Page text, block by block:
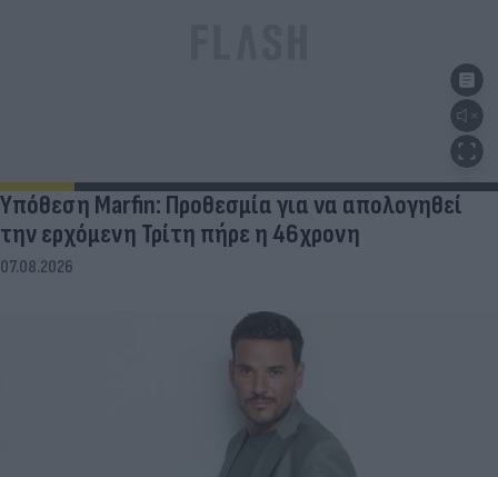
Υπόθεση Marfin: Προθεσμία για να απολογηθεί
την ερχόμενη Τρίτη πήρε η 46χρονη
07.08.2026